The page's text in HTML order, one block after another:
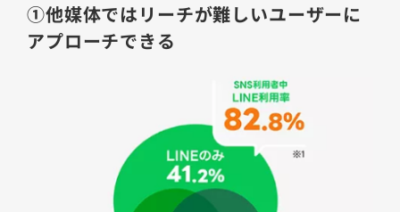
①他媒体ではリーチが難しいユーザーに
アプローチできる